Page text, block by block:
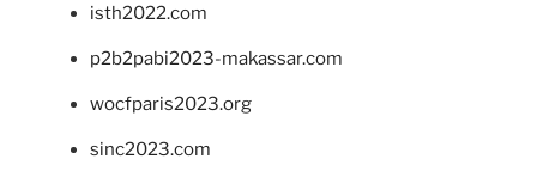
isth2022.com
p2b2pabi2023-makassar.com
wocfparis2023.org
sinc2023.com